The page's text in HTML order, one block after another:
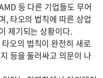
등 다른 기업들도 무어
, 타오의 법칙에 따른 상업
제기되는 상황이다.
오의 법칙이 완전히 새로
등을 둘러싸고 의문이 나